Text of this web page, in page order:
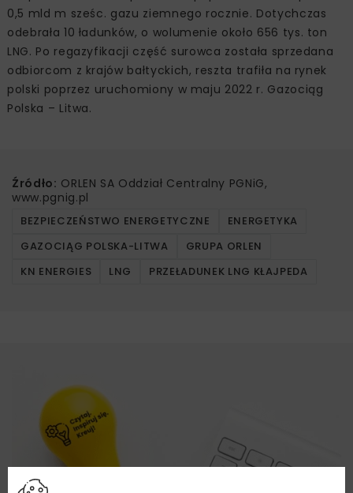
0,5 mld m sześc. gazu ziemnego rocznie. Dotychczas
odebrała 10 ładunków, o wolumenie około 656 tys. ton
LNG. Po regazyfikacji część surowca została sprzedana
odbiorcom z krajów bałtyckich, reszta trafiła na rynek
polski poprzez uruchomiony w maju 2022 r. Gazociąg
Polska – Litwa.
Źródło: ORLEN SA Oddział Centralny PGNiG,
www.pgnig.pl
BEZPIECZEŃSTWO ENERGETYCZNE
ENERGETYKA
GAZOCIĄG POLSKA-LITWA
GRUPA ORLEN
KN ENERGIES
LNG PRZEŁADUNEK LNG KŁAJPEDA